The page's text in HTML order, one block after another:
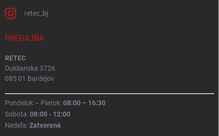
retec_bj
PREDAJŇA
RETEC
Duklianska 3726
085 01 Bardejov
Pondelok – Piatok:08:00 – 16:30
Sobota:08:00 - 12:00
Nedeľa:Zatvorené